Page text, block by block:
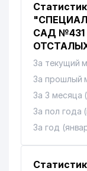
САД
За текущий
За прошлый
За 3 месяца
За пол года
За год